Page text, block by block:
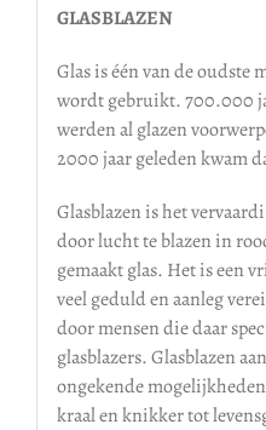
GLASBLAZEN
Glas is één van de oudste
wordt gebruikt. 700.000
werden al glazen
2000 jaar geleden kwam
Glasblazen is het
door lucht te blazen in
gemaakt glas. Het is een
veel geduld en aanleg
door mensen die daar
glasblazers. Glasblazen
ongekende
kraal en knikker tot